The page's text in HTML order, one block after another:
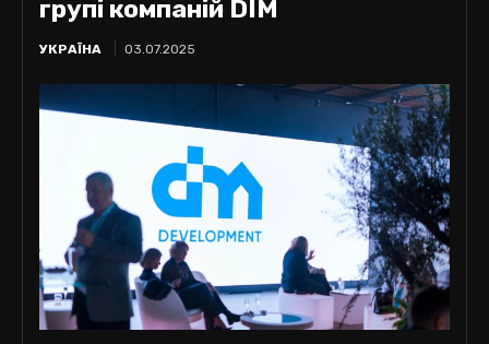
групі компаній DIM
УКРАЇНА 03.07.2025